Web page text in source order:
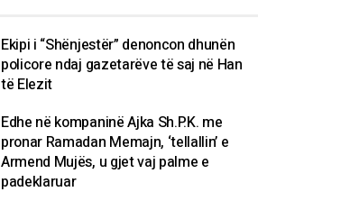
Ekipi i “Shënjestër” denoncon dhunën
policore ndaj gazetarëve të saj në Han
të Elezit
Edhe në kompaninë Ajka Sh.P.K. me
pronar Ramadan Memajn, ‘tellallin’ e
Armend Mujës, u gjet vaj palme e
padeklaruar